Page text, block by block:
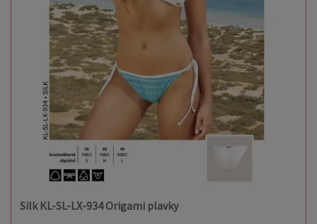
Silk KL-SL-LX-934 Origami plavky